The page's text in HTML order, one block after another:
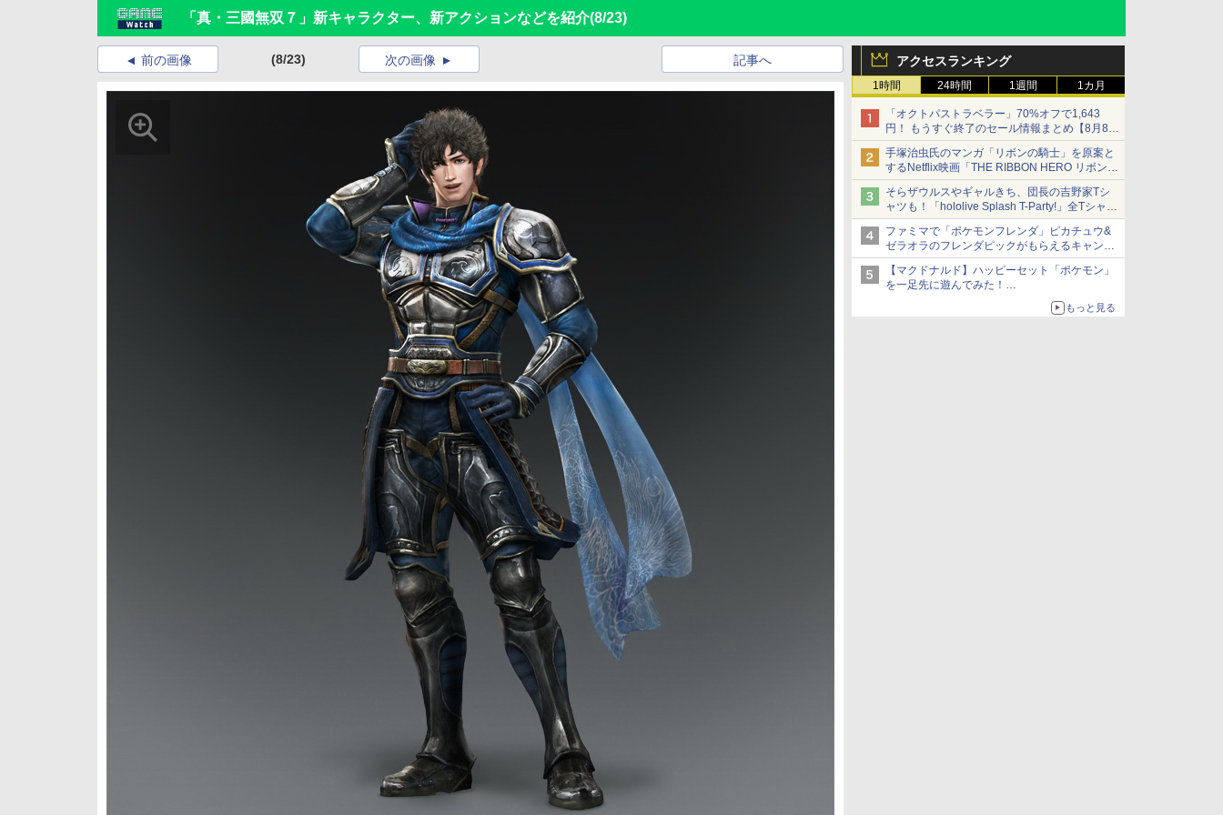
「真・三國無双７」新キャラクター、新アクションなどを紹介(8/23)
アクセスランキング
1時間 24時間 1週間 1カ月
「オクトパストラベラー」70%オフで1,643
円！ もうすぐ終了のセール情報まとめ【8月8日
更新】
ニンテンドーeショップでは「大神 絶景版」が
67%オフで990円
手塚治虫氏のマンガ「リボンの騎士」を原案と
するNetflix映画「THE RIBBON HERO リボンヒ
ーロー」本日配信開始
そらザウルスやギャルきち、団長の吉野家Tシ
ャツも！「hololive Splash T-Party!」全Tシャツ
ラインナップ公開＆オンライン販売開始
ファミマで「ポケモンフレンダ」ピカチュウ&
ゼラオラのフレンダピックがもらえるキャンペ
ーン開催！
【マクドナルド】ハッピーセット「ポケモン」
を一足先に遊んでみた！
30周年を記念して30種類のポケモンがおもちゃ
もっと見る
前の画像 (8/23) 記事へ
次の画像